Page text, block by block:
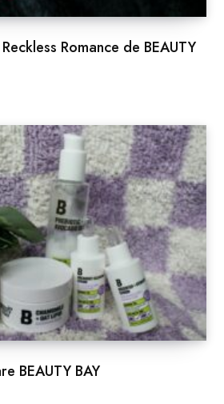
Romance de BEAUTY
BEAUTY BAY